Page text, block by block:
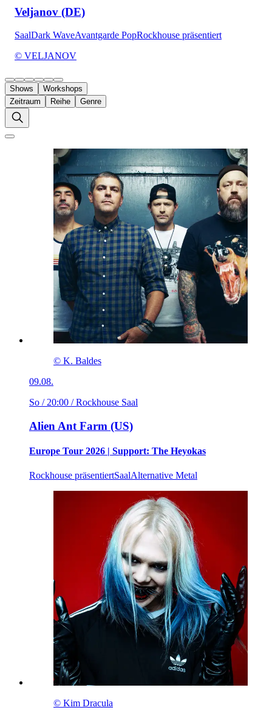
Veljanov (DE)
SaalDark WaveAvantgarde PopRockhouse präsentiert
© VELJANOV
Shows
Workshops
Zeitraum
Reihe Genre
© K. Baldes
09.08.
So / 20:00 / Rockhouse Saal
Alien Ant Farm (US)
Europe Tour 2026 | Support: The Heyokas
Rockhouse präsentiertSaalAlternative Metal
© Kim Dracula